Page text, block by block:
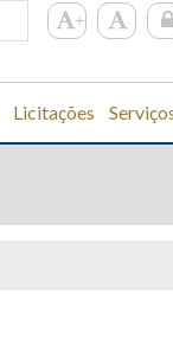
Licitações